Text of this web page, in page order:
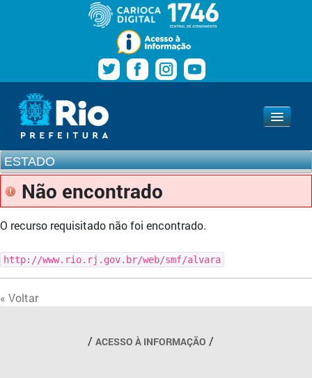
Pular para o conteúdo
Navegação
www.rio.rj.gov.br
Estado
ESTADO
Não encontrado
O recurso requisitado não foi encontrado.
http://www.rio.rj.gov.br/web/smf/alvara
« Voltar
Outros links
ACESSO À INFORMAÇÃO